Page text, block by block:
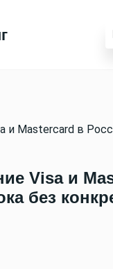
и Mastercard в
Visa и
без